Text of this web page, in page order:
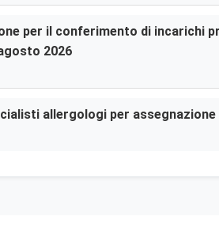
per il conferimento di incarichi
2026
allergologi per